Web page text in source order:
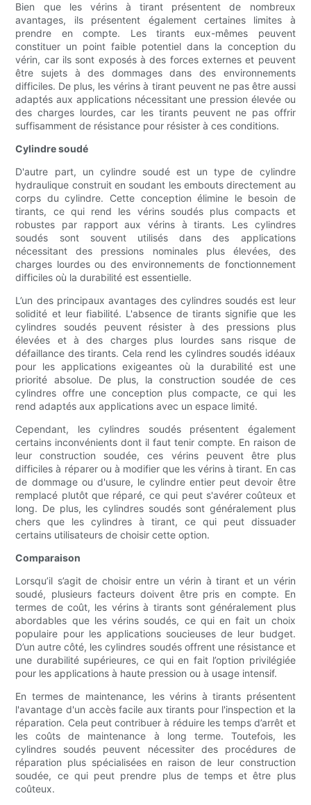
Bien que les vérins à tirant présentent de nombreux
avantages, ils présentent également certaines limites à
prendre en compte. Les tirants eux-mêmes peuvent
constituer un point faible potentiel dans la conception du
vérin, car ils sont exposés à des forces externes et peuvent
être sujets à des dommages dans des environnements
difficiles. De plus, les vérins à tirant peuvent ne pas être aussi
adaptés aux applications nécessitant une pression élevée ou
des charges lourdes, car les tirants peuvent ne pas offrir
suffisamment de résistance pour résister à ces conditions.
Cylindre soudé
D'autre part, un cylindre soudé est un type de cylindre
hydraulique construit en soudant les embouts directement au
corps du cylindre. Cette conception élimine le besoin de
tirants, ce qui rend les vérins soudés plus compacts et
robustes par rapport aux vérins à tirants. Les cylindres
soudés sont souvent utilisés dans des applications
nécessitant des pressions nominales plus élevées, des
charges lourdes ou des environnements de fonctionnement
difficiles où la durabilité est essentielle.
L’un des principaux avantages des cylindres soudés est leur
solidité et leur fiabilité. L'absence de tirants signifie que les
cylindres soudés peuvent résister à des pressions plus
élevées et à des charges plus lourdes sans risque de
défaillance des tirants. Cela rend les cylindres soudés idéaux
pour les applications exigeantes où la durabilité est une
priorité absolue. De plus, la construction soudée de ces
cylindres offre une conception plus compacte, ce qui les
rend adaptés aux applications avec un espace limité.
Cependant, les cylindres soudés présentent également
certains inconvénients dont il faut tenir compte. En raison de
leur construction soudée, ces vérins peuvent être plus
difficiles à réparer ou à modifier que les vérins à tirant. En cas
de dommage ou d'usure, le cylindre entier peut devoir être
remplacé plutôt que réparé, ce qui peut s'avérer coûteux et
long. De plus, les cylindres soudés sont généralement plus
chers que les cylindres à tirant, ce qui peut dissuader
certains utilisateurs de choisir cette option.
Comparaison
Lorsqu’il s’agit de choisir entre un vérin à tirant et un vérin
soudé, plusieurs facteurs doivent être pris en compte. En
termes de coût, les vérins à tirants sont généralement plus
abordables que les vérins soudés, ce qui en fait un choix
populaire pour les applications soucieuses de leur budget.
D’un autre côté, les cylindres soudés offrent une résistance et
une durabilité supérieures, ce qui en fait l’option privilégiée
pour les applications à haute pression ou à usage intensif.
En termes de maintenance, les vérins à tirants présentent
l'avantage d'un accès facile aux tirants pour l'inspection et la
réparation. Cela peut contribuer à réduire les temps d’arrêt et
les coûts de maintenance à long terme. Toutefois, les
cylindres soudés peuvent nécessiter des procédures de
réparation plus spécialisées en raison de leur construction
soudée, ce qui peut prendre plus de temps et être plus
coûteux.